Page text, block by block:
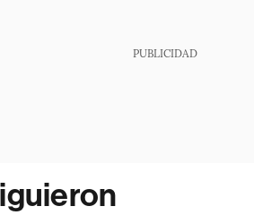
PUBLICIDAD